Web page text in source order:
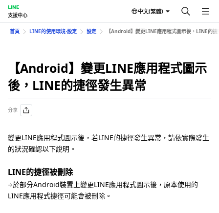
LINE
支援中心
中文(繁體)
首頁 LINE的使用環境⋅設定 設定 【Android】變更LINE應用程式圖示後，LINE的捷
【Android】變更LINE應用程式圖示
後，LINE的捷徑發生異常
分享
變更LINE應用程式圖示後，若LINE的捷徑發生異常，請依實際發生
的狀況確認以下說明。
LINE的捷徑被刪除
於部分Android裝置上變更LINE應用程式圖示後，原本使用的
LINE應用程式捷徑可能會被刪除。